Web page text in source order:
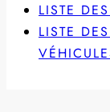
LISTE
LISTE